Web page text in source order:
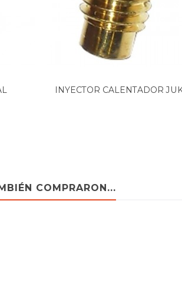
INYECTOR CALENTADOR
COMPRARON...